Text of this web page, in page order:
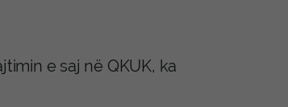
e saj në QKUK, ka